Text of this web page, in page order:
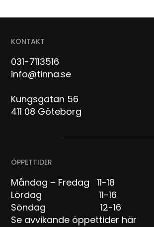
KONTAKT
031-7113516
info@tinna.se
Kungsgatan 56
411 08 Göteborg
ÖPPETTIDER
Måndag – Fredag 11-18
Lördag 11-16
Söndag 12-16
Se avvikande öppettider här